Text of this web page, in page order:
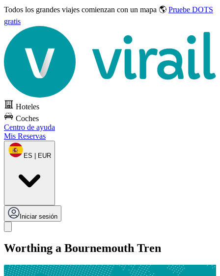
Todos los grandes viajes comienzan con un mapa 🌎 Pruebe DOTS
gratis
Hoteles
Coches
Centro de ayuda
Mis Reservas
ES | EUR
Iniciar sesión
Worthing a Bournemouth Tren